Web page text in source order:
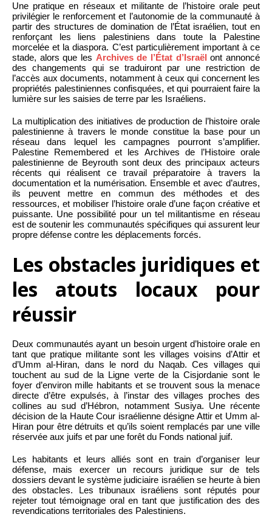
Une pratique en réseaux et militante de l’histoire orale peut
privilégier le renforcement et l’autonomie de la communauté à
partir des structures de domination de l’État israélien, tout en
renforçant les liens palestiniens dans toute la Palestine
morcelée et la diaspora. C’est particulièrement important à ce
stade, alors que les Archives de l’État d’Israël ont annoncé
des changements qui se traduiront par une restriction de
l’accès aux documents, notamment à ceux qui concernent les
propriétés palestiniennes confisquées, et qui pourraient faire la
lumière sur les saisies de terre par les Israéliens.
La multiplication des initiatives de production de l’histoire orale
palestinienne à travers le monde constitue la base pour un
réseau dans lequel les campagnes pourront s’amplifier.
Palestine Remembered et les Archives de l’Histoire orale
palestinienne de Beyrouth sont deux des principaux acteurs
récents qui réalisent ce travail préparatoire à travers la
documentation et la numérisation. Ensemble et avec d’autres,
ils peuvent mettre en commun des méthodes et des
ressources, et mobiliser l’histoire orale d’une façon créative et
puissante. Une possibilité pour un tel militantisme en réseau
est de soutenir les communautés spécifiques qui assurent leur
propre défense contre les déplacements forcés.
Les obstacles juridiques et
les atouts locaux pour
réussir
Deux communautés ayant un besoin urgent d’histoire orale en
tant que pratique militante sont les villages voisins d’Attir et
d’Umm al-Hiran, dans le nord du Naqab. Ces villages qui
touchent au sud de la Ligne verte de la Cisjordanie sont le
foyer d’environ mille habitants et se trouvent sous la menace
directe d’être expulsés, à l’instar des villages proches des
collines au sud d’Hébron, notamment Susiya. Une récente
décision de la Haute Cour israélienne désigne Attir et Umm al-
Hiran pour être détruits et qu’ils soient remplacés par une ville
réservée aux juifs et par une forêt du Fonds national juif.
Les habitants et leurs alliés sont en train d’organiser leur
défense, mais exercer un recours juridique sur de tels
dossiers devant le système judiciaire israélien se heurte à bien
des obstacles. Les tribunaux israéliens sont réputés pour
rejeter tout témoignage oral en tant que justification des des
revendications territoriales des Palestiniens.